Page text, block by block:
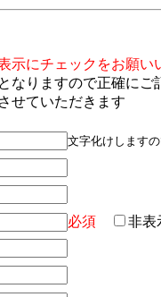
示にチェックをお願い
なりますので正確にご
せていただきます
文字化けします
必須
非表